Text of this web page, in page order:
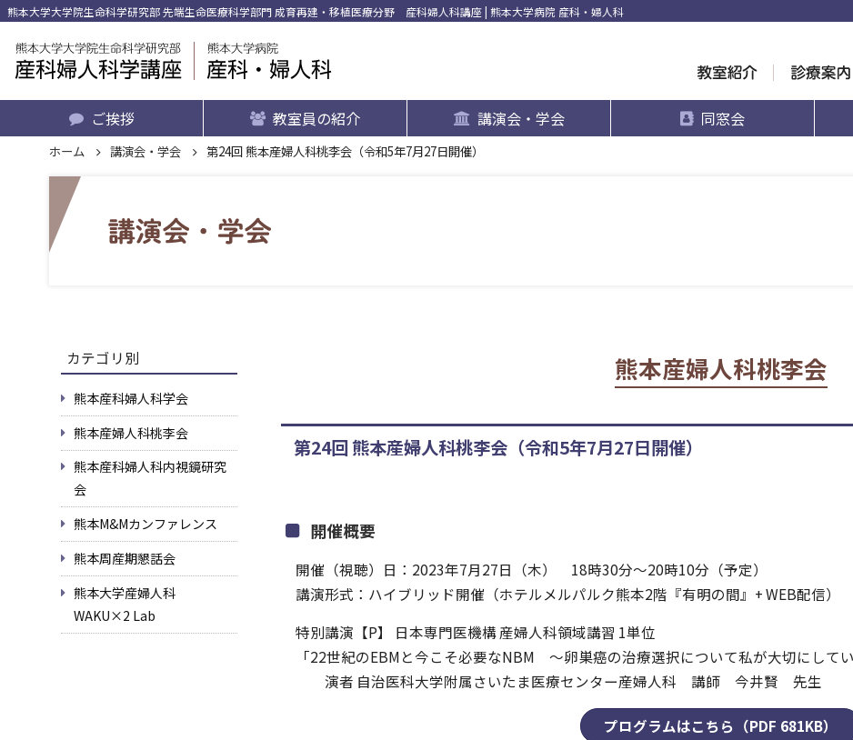
熊本大学大学院生命科学研究部 先端生命医療科学部門 成育再建・移植医療分野 産科婦人科講座 | 熊本大学病院 産科・婦人科
ご挨拶 教室員の紹介 講演会・学会 同窓会
ホーム 講演会・学会 第24回 熊本産婦⼈科桃李会（令和5年7月27日開催）
熊本産婦人科桃李会
第24回 熊本産婦⼈科桃李会（令和5年7月27日開催）
開催概要
開催（視聴）日：2023年7月27日（木） 18時30分～20時10分（予定）
講演形式：ハイブリッド開催（ホテルメルパルク熊本2階『有明の間』+ WEB配信）
特別講演【P】 日本専門医機構 産婦人科領域講習 1単位
「22世紀のEBMと今こそ必要なNBM ～卵巣癌の治療選択について私が大切にしてい
演者 ⾃治医科大学附属さいたま医療センター産婦人科 講師 今井賢 先生
プログラムはこちら（PDF 681KB）
カテゴリ別
熊本産科婦人科学会
熊本産婦人科桃李会
熊本産科婦人科内視鏡研究
会
熊本M&Mカンファレンス
熊本周産期懇話会
熊本大学産婦人科
WAKU×2 Lab